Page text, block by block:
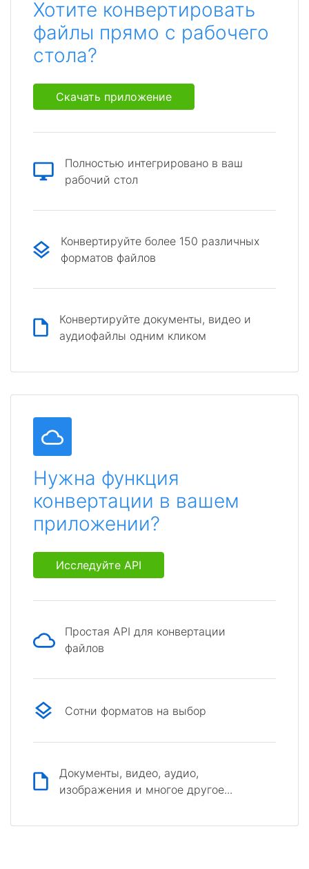
Хотите конвертировать
файлы прямо с рабочего
стола?
Скачать приложение
Полностью интегрировано в ваш
рабочий стол
Конвертируйте более 150 различных
форматов файлов
Конвертируйте документы, видео и
аудиофайлы одним кликом
Нужна функция
конвертации в вашем
приложении?
Исследуйте API
Простая API для конвертации
файлов
Сотни форматов на выбор
Документы, видео, аудио,
изображения и многое другое...